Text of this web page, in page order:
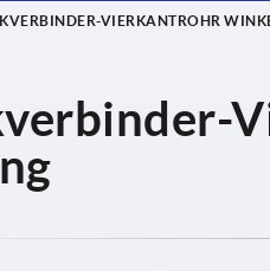
VIERKANTROHR